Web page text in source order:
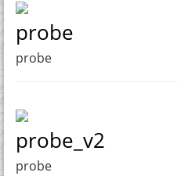
probe
probe
probe_v2
probe